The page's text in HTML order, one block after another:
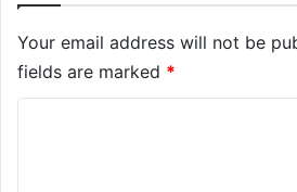
Your email address will not be
fields are marked *